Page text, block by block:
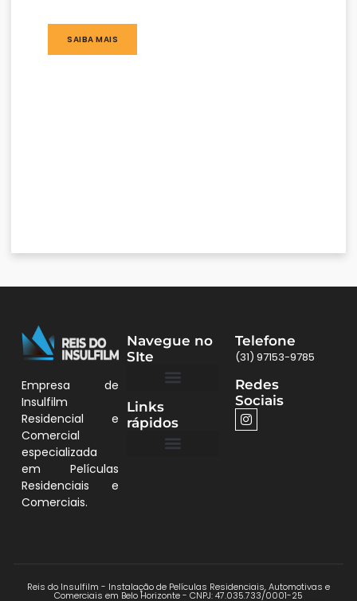
SAIBA MAIS
Empresa de
Insulfilm
Residencial e
Comercial
especializada
em Películas
Residenciais e
Comerciais.
Navegue no
SIte
Links
rápidos
Telefone
(31) 97153-9785
Redes
Sociais
Reis do Insulfilm - Instalação de Películas Residenciais, Automotivas e
Comerciais em Belo Horizonte - CNPJ: 47.035.733/0001-25